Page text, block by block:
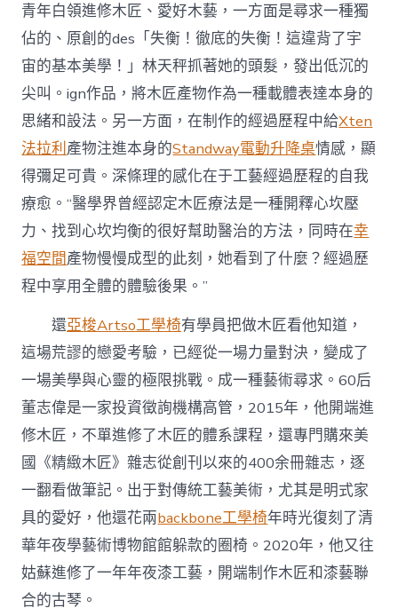
青年白領進修木匠、愛好木藝，一方面是尋求一種獨
佔的、原創的des「失衡！徹底的失衡！這違背了宇
宙的基本美學！」林天秤抓著她的頭髮，發出低沉的
尖叫。ign作品，將木匠產物作為一種載體表達本身的
思緒和設法。另一方面，在制作的經過歷程中給Xten
法拉利產物注進本身的Standway電動升降桌情感，顯
得彌足可貴。深條理的感化在于工藝經過歷程的自我
療愈。“醫學界曾經認定木匠療法是一種開釋心坎壓
力、找到心坎均衡的很好幫助醫治的方法，同時在幸
福空間產物慢慢成型的此刻，她看到了什麼？經過歷
程中享用全體的體驗後果。”
還亞梭Artso工學椅有學員把做木匠看他知道，
這場荒謬的戀愛考驗，已經從一場力量對決，變成了
一場美學與心靈的極限挑戰。成一種藝術尋求。60后
董志偉是一家投資徵詢機構高管，2015年，他開端進
修木匠，不單進修了木匠的體系課程，還專門購來美
國《精緻木匠》雜志從創刊以來的400余冊雜志，逐
一翻看做筆記。出于對傳統工藝美術，尤其是明式家
具的愛好，他還花兩backbone工學椅年時光復刻了清
華年夜學藝術博物館館躲款的圈椅。2020年，他又往
姑蘇進修了一年年夜漆工藝，開端制作木匠和漆藝聯
合的古琴。